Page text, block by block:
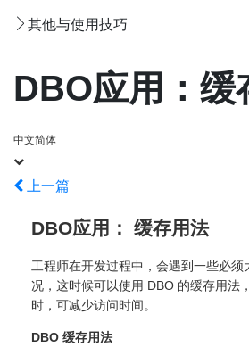
其他与使用技巧
DBO应用：缓
中文简体
上一篇
DBO应用： 缓存用法
工程师在开发过程中，会遇到一些必须
况，这时候可以使用 DBO 的缓存用法
时，可减少访问时间。
DBO 缓存用法